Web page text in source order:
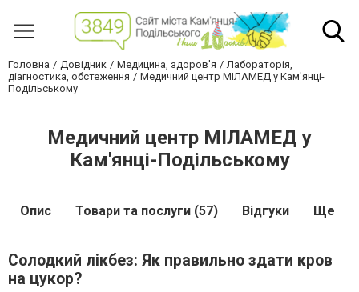
Головна Довідник Медицина, здоров'я
Лабораторія,
діагностика, обстеження
Медичний центр МІЛАМЕД у Кам'янці-
Подільському
Медичний центр МІЛАМЕД у
Кам'янці-Подільському
Опис Товари та послуги (57) Відгуки Ще
Солодкий лікбез: Як правильно здати кров
на цукор?